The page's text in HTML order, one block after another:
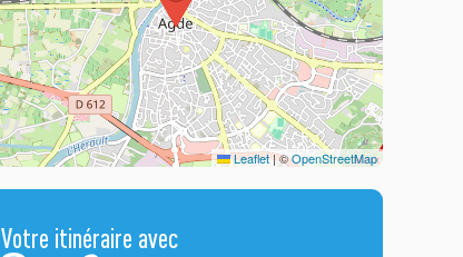
Leaflet|©OpenStreetMap
Votre itinéraire avec